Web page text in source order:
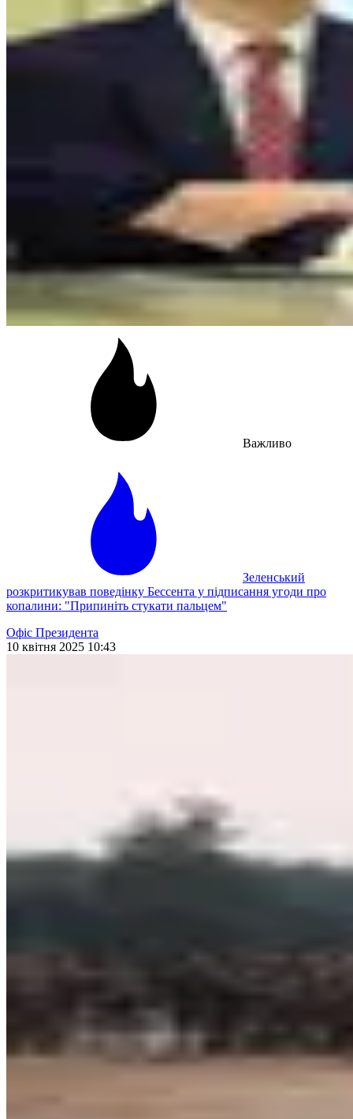
Важливо
Зеленський
розкритикував поведінку Бессента у підписання угоди про
копалини: "Припиніть стукати пальцем"
Офіс Президента
10 квітня 2025 10:43